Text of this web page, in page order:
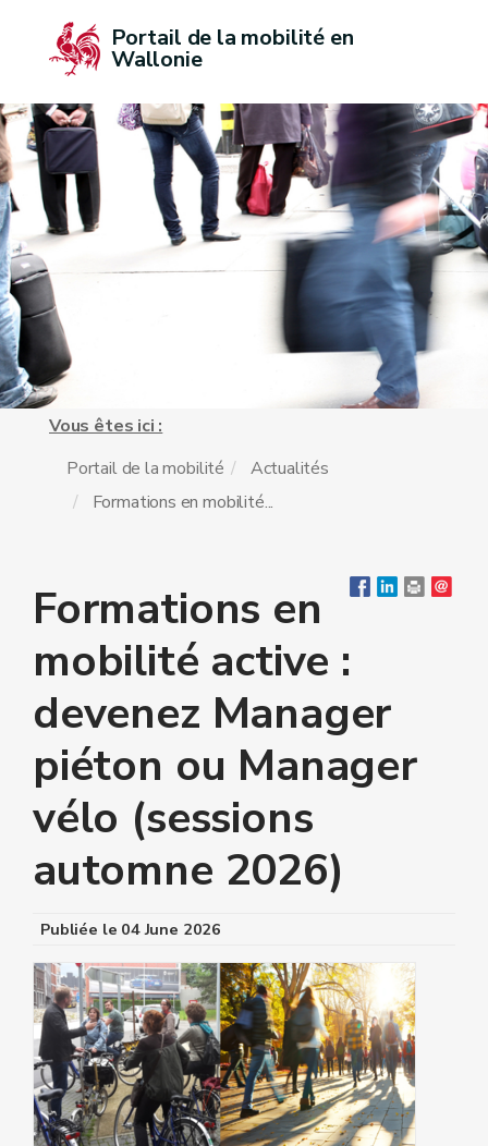
Portail de la mobilité en
Wallonie
Vous êtes ici :
Portail de la mobilité
Actualités
Formations en mobilité...
Formations en
mobilité active :
devenez Manager
piéton ou Manager
vélo (sessions
automne 2026)
Publiée le 04 June 2026